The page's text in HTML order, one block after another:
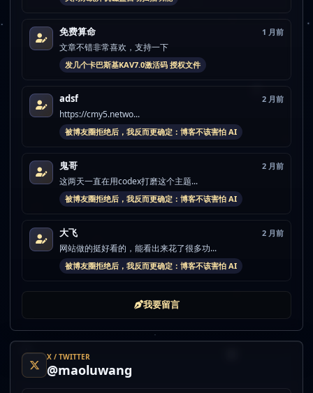
免费算命 1 月前
文章不错非常喜欢，支持一下
发几个卡巴斯基KAV7.0激活码 授权文件
adsf 2 月前
https://cmy5.netwo...
被博友圈拒绝后，我反而更确定：博客不该害怕 AI
鬼哥 2 月前
这两天一直在用codex打磨这个主题...
被博友圈拒绝后，我反而更确定：博客不该害怕 AI
大飞 2 月前
网站做的挺好看的，能看出来花了很多功...
被博友圈拒绝后，我反而更确定：博客不该害怕 AI
我要留言
X / TWITTER
@maoluwang